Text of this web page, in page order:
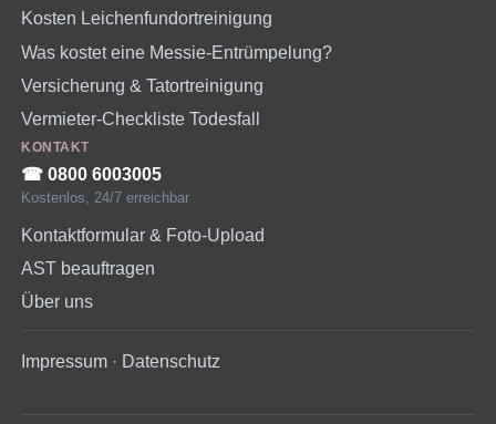
Kosten Leichenfundortreinigung
Was kostet eine Messie-Entrümpelung?
Versicherung & Tatortreinigung
Vermieter-Checkliste Todesfall
KONTAKT
☎︎ 0800 6003005
Kostenlos, 24/7 erreichbar
Kontaktformular & Foto-Upload
AST beauftragen
Über uns
Impressum · Datenschutz